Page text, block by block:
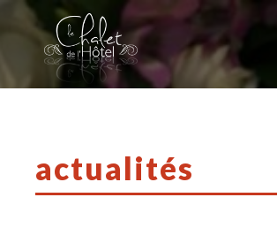
actualités